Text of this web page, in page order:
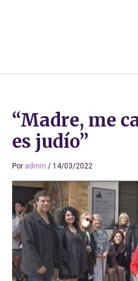
“Madre, me
es judío”
Por admin / 14/03/2022